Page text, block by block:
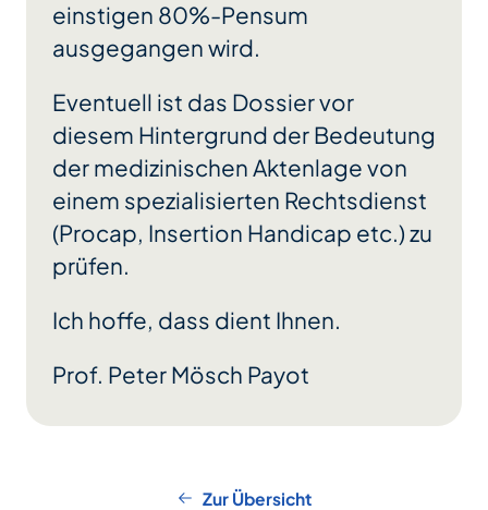
einstigen 80%-Pensum
ausgegangen wird.
Eventuell ist das Dossier vor
diesem Hintergrund der Bedeutung
der medizinischen Aktenlage von
einem spezialisierten Rechtsdienst
(Procap, Insertion Handicap etc.) zu
prüfen.
Ich hoffe, dass dient Ihnen.
Prof. Peter Mösch Payot
Zur Übersicht